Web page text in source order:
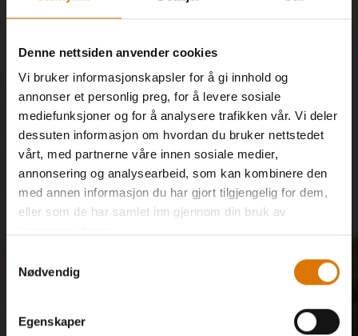
Denne nettsiden anvender cookies
Vi bruker informasjonskapsler for å gi innhold og
annonser et personlig preg, for å levere sosiale
mediefunksjoner og for å analysere trafikken vår. Vi deler
dessuten informasjon om hvordan du bruker nettstedet
vårt, med partnerne våre innen sosiale medier,
annonsering og analysearbeid, som kan kombinere den
med annen informasjon du har gjort tilgjengelig for dem,
eller som de har samlet inn gjennom din bruk av
Nødvendig
Egenskaper